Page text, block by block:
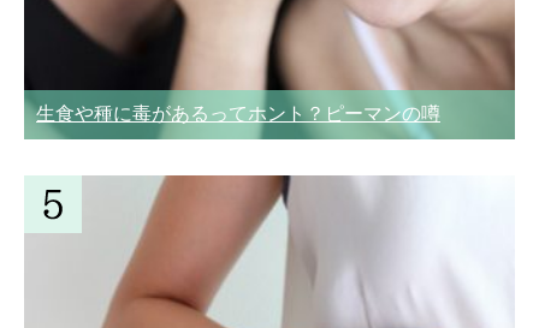
生食や種に毒があるってホント？ピーマンの噂